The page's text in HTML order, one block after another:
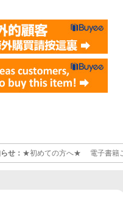
せ： ★初めての方へ★ 電子書籍